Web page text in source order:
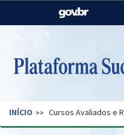
Casa Civil
Pecuária e
Secretaria de
INÍCIO Cursos Avaliados e